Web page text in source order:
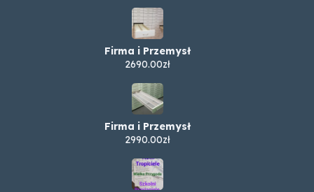
Firma i Przemysł
2690.00zł
Firma i Przemysł
2990.00zł